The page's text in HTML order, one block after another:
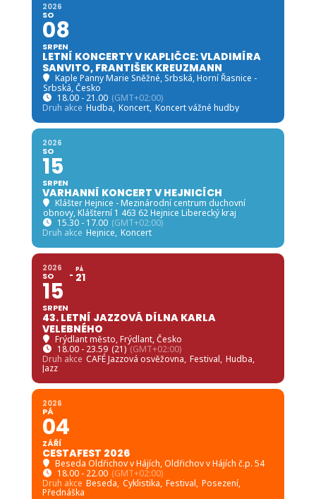
2026
SO
08
SRPEN
LETNÍ KONCERTY V KAPLIČCE: VLADIMÍRA
SANVITO, FRANTIŠEK KREUZMANN
Kaple Panny Marie Sněžné, Srbská, Horní Řasnice -
Srbská, Česko
18.00 - 21.00 (GMT+02:00)
Druh akce Hudba, Koncert, Koncert vážné hudby
2026
SO
15
SRPEN
VARHANNÍ KONCERT V HEJNICÍCH
Klášter Hejnice - Mezinárodní centrum duchovní
obnovy, Klášterní 1 463 62 Hejnice Liberecký kraj
15.30 - 17.00 (GMT+02:00)
Druh akce Hejnice, Koncert
2026
SO
15
SRPEN
PÁ
21
43. LETNÍ JAZZOVÁ DÍLNA KARLA
VELEBNÉHO
Frýdlant město, Frýdlant, Česko
18.00 - 23.59 (21) (GMT+02:00)
Druh akce CAFÉ Jazzová osvěžovna, Festival, Hudba,
Jazz
2026
PÁ
04
ZÁŘÍ
CESTAFEST 2026
Beseda Oldřichov v Hájích, Oldřichov v Hájích č.p. 54
18.00 - 22.00 (GMT+02:00)
Druh akce Beseda, Cyklistika, Festival, Posezení,
Přednáška